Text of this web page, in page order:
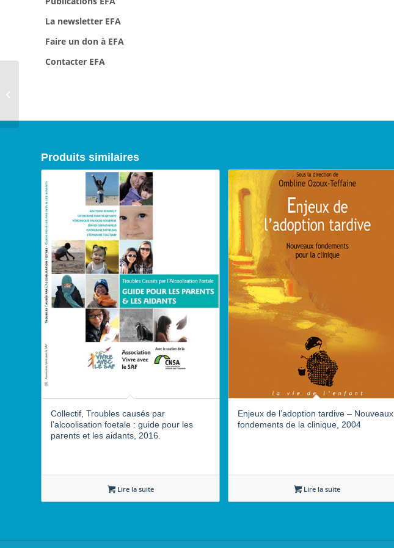
La newsletter EFA
Faire un don à EFA
Contacter EFA
Produits similaires
Collectif, Troubles causés par
l’alcoolisation foetale : guide pour les
parents et les aidants, 2016.
Lire la suite
Enjeux de l’adoption tardive – Nouveaux
fondements de la clinique, 2004
Lire la suite